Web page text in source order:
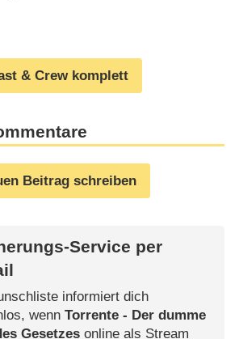
& Crew komplett
Beitrag schreiben
Service per
informiert dich
wenn Torrente - Der dumme
Gesetzesonline als Stream